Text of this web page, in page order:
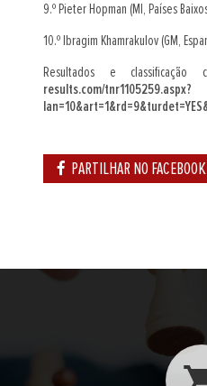
9.º Pieter Hopman (MI, Países
10.º Ibragim Khamrakulov (GM,
Resultados e classificação
results.com/tnr1105259.aspx?
PARTILHAR NO FACEBOOK